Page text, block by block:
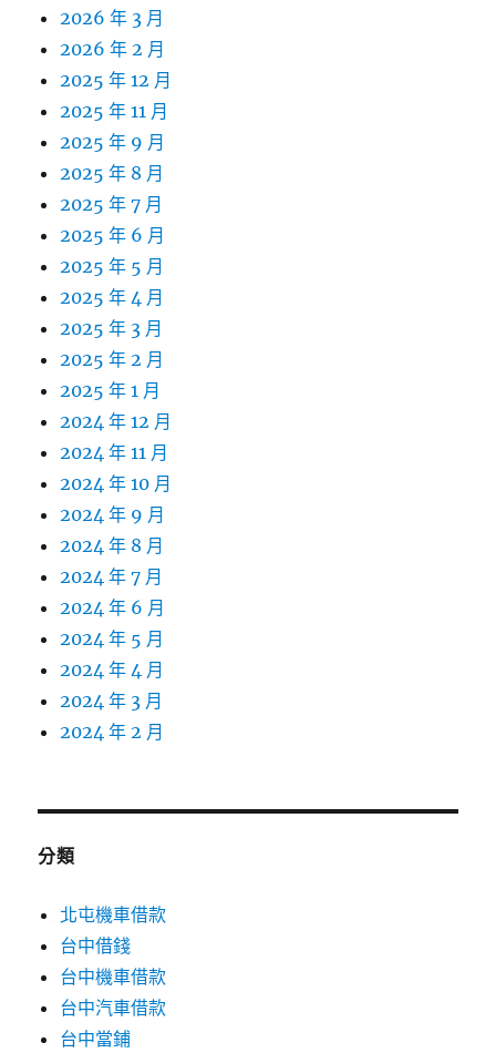
2026 年 3 月
2026 年 2 月
2025 年 12 月
2025 年 11 月
2025 年 9 月
2025 年 8 月
2025 年 7 月
2025 年 6 月
2025 年 5 月
2025 年 4 月
2025 年 3 月
2025 年 2 月
2025 年 1 月
2024 年 12 月
2024 年 11 月
2024 年 10 月
2024 年 9 月
2024 年 8 月
2024 年 7 月
2024 年 6 月
2024 年 5 月
2024 年 4 月
2024 年 3 月
2024 年 2 月
分類
北屯機車借款
台中借錢
台中機車借款
台中汽車借款
台中當鋪